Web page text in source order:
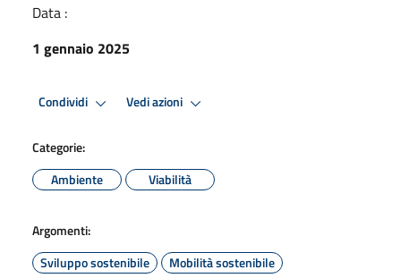
Data :
1 gennaio 2025
Condividi Vedi azioni
Categorie:
Ambiente
Viabilità
Argomenti:
Sviluppo sostenibile
Mobilità sostenibile